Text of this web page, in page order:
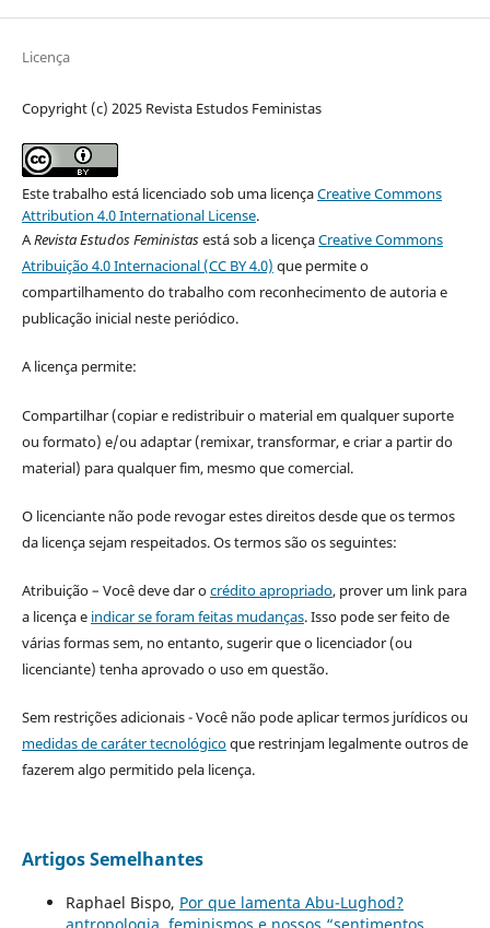
Licença
Copyright (c) 2025 Revista Estudos Feministas
Este trabalho está licenciado sob uma licençaCreative Commons
Attribution 4.0 International License.
ARevista Estudos Feministasestá sob a licençaCreative Commons
Atribuição 4.0 Internacional (CC BY 4.0) que permite o
compartilhamento do trabalho com reconhecimento de autoria e
publicação inicial neste periódico.
A licença permite:
Compartilhar (copiar e redistribuir o material em qualquer suporte
ou formato) e/ou adaptar (remixar, transformar, e criar a partir do
material) para qualquer fim, mesmo que comercial.
O licenciante não pode revogar estes direitos desde que os termos
da licença sejam respeitados. Os termos são os seguintes:
Atribuição – Você deve dar ocrédito apropriado, prover um link para
a licença e indicar se foram feitas mudanças. Isso pode ser feito de
várias formas sem, no entanto, sugerir que o licenciador (ou
licenciante) tenha aprovado o uso em questão.
Sem restrições adicionais - Você não pode aplicar termos jurídicos ou
medidas de caráter tecnológicoque restrinjam legalmente outros de
fazerem algo permitido pela licença.
Artigos Semelhantes
Raphael Bispo, Por que lamenta Abu-Lughod?
antropologia, feminismos e nossos “sentimentos